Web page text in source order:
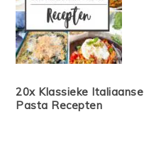
20x Klassieke Italiaanse
Pasta Recepten